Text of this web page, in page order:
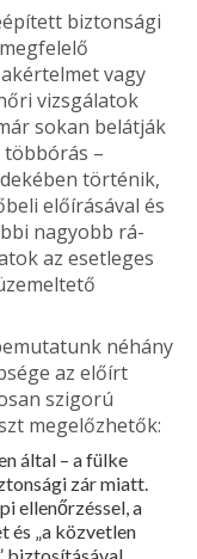
biztonsági
vagy
vizsgálatok
sokan belátják
többórás –
történik,
előírásával és
nagyobb rá­
az esetleges
néhány
az előírt
szigorú
meg­előzhetők:
által – a fülke
zár miatt.
ellenőrzéssel, a
és „a közvetlen
biztosításával